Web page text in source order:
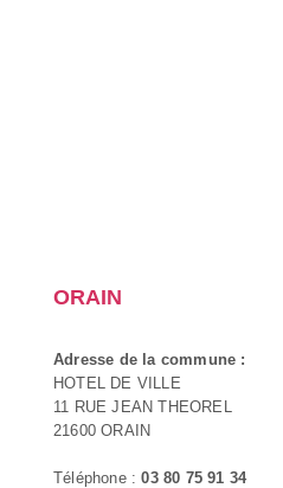
ORAIN
Adresse de la commune :
HOTEL DE VILLE
11 RUE JEAN THEOREL
21600 ORAIN
Téléphone :03 80 75 91 34